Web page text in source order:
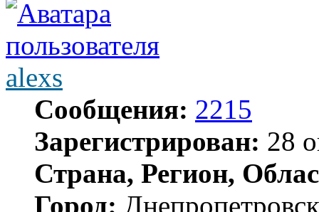
alexs
Сообщения: 2215
Зарегистрирован: 28
Страна, Регион,
Город: Днепропетровск